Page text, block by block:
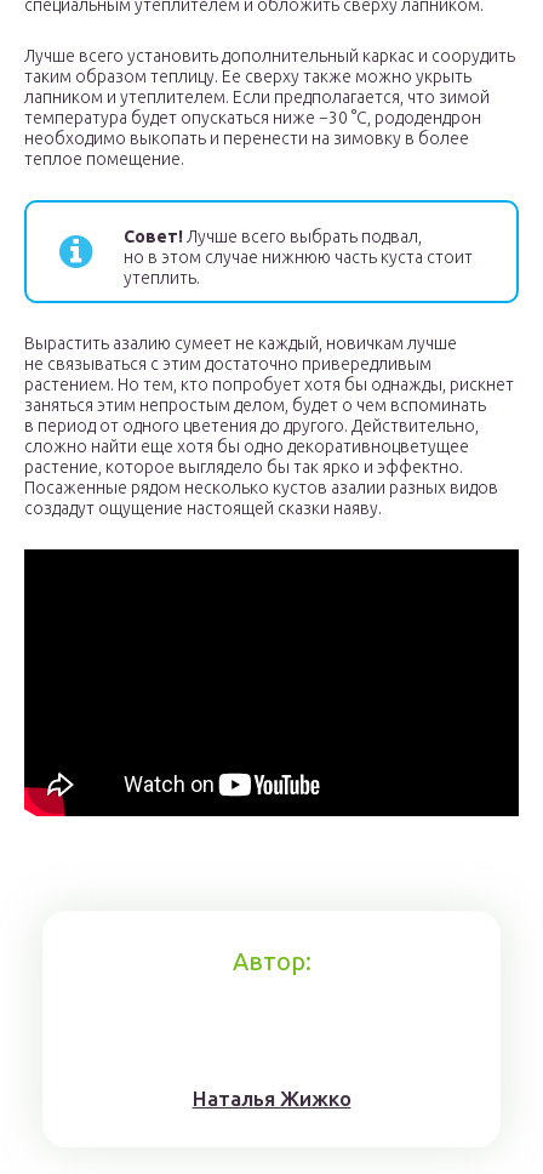
специальным утеплителем и обложить сверху лапником.
Лучше всего установить дополнительный каркас и соорудить
таким образом теплицу. Ее сверху также можно укрыть
лапником и утеплителем. Если предполагается, что зимой
температура будет опускаться ниже −30 °С, рододендрон
необходимо выкопать и перенести на зимовку в более
теплое помещение.
Совет! Лучше всего выбрать подвал,
но в этом случае нижнюю часть куста стоит
утеплить.
Вырастить азалию сумеет не каждый, новичкам лучше
не связываться с этим достаточно привередливым
растением. Но тем, кто попробует хотя бы однажды, рискнет
заняться этим непростым делом, будет о чем вспоминать
в период от одного цветения до другого. Действительно,
сложно найти еще хотя бы одно декоративноцветущее
растение, которое выглядело бы так ярко и эффектно.
Посаженные рядом несколько кустов азалии разных видов
создадут ощущение настоящей сказки наяву.
Автор:
Нaтaлья Жижкo